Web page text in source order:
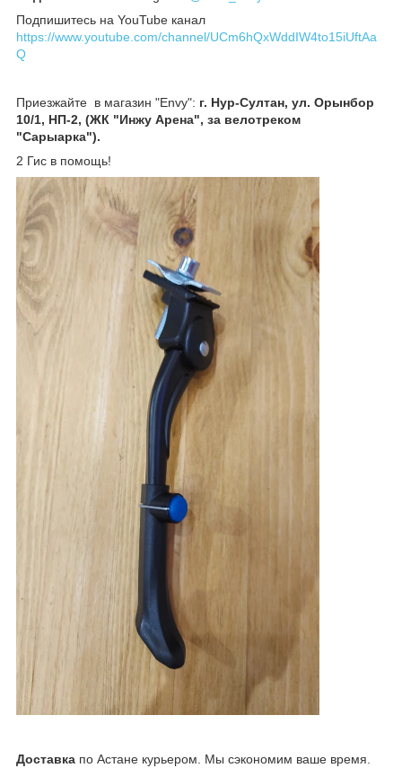
Подпишитесь на YouTube канал
https://www.youtube.com/channel/UCm6hQxWddIW4to15iUftAa
Q
Приезжайте в магазин "Envy": г. Нур-Султан, ул. Орынбор
10/1, НП-2, (ЖК "Инжу Арена", за велотреком
"Сарыарка").
2 Гис в помощь!
Доставка по Астане курьером. Мы сэкономим ваше время.